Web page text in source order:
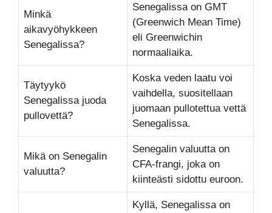
Minkä
aikavyöhykkeen
Senegalissa?
Senegalissa on GMT
(Greenwich Mean Time)
eli Greenwichin
normaaliaika.
Täytyykö
Senegalissa juoda
pullovettä?
Koska veden laatu voi
vaihdella, suositellaan
juomaan pullotettua vettä
Senegalissa.
Mikä on Senegalin
valuutta?
Senegalin valuutta on
CFA-frangi, joka on
kiinteästi sidottu euroon.
Kyllä, Senegalissa on